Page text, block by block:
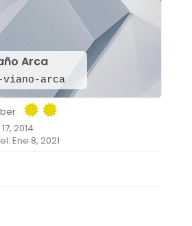
Arca
viano-arca
2014
Ene 8, 2021